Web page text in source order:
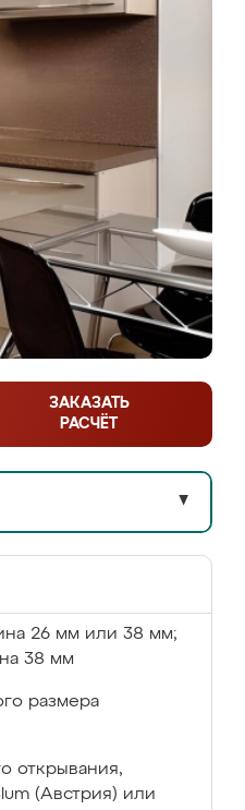
ЗАКАЗАТЬ
РАСЧЁТ
▼
26 мм или 38 мм;
38 мм
размера
открывания,
(Австрия) или